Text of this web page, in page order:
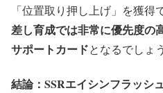
「位置取り押し上げ」を獲得
差し育成では非常に優先度の
サポートカードとなるでしょ
結論：SSRエイシンフラッシ